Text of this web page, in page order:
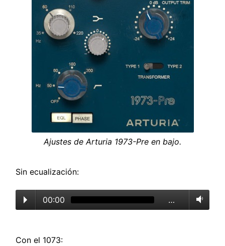
Ajustes de Arturia 1973-Pre en bajo.
Sin ecualización:
00:00 …
Con el 1073: